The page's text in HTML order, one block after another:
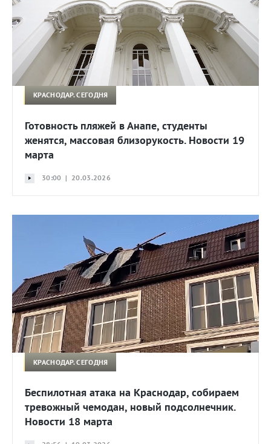
КРАСНОДАР. СЕГОДНЯ
Готовность пляжей в Анапе, студенты
женятся, массовая близорукость. Новости 19
марта
30:00 | 20.03.2026
КРАСНОДАР. СЕГОДНЯ
Беспилотная атака на Краснодар, собираем
тревожный чемодан, новый подсолнечник.
Новости 18 марта